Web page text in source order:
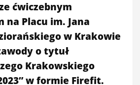
ćwiczebnym
na Placu im. Jana
w Krakowie
o tytuł
Krakowskiego
w formie Firefit.